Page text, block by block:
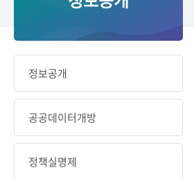
정보공개
공공데이터개방
정책실명제